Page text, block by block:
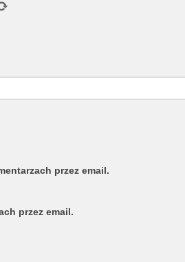
przez email.
przez email.